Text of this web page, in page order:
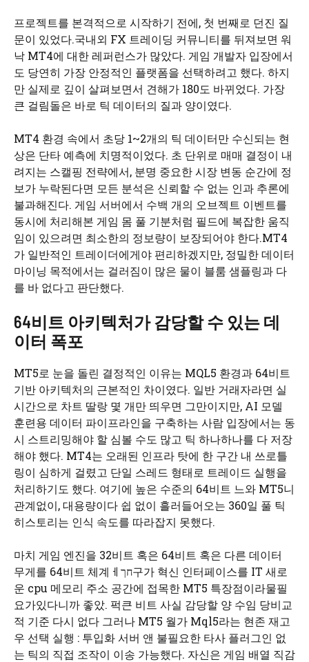
프로젝트를 본격적으로 시작하기 전에, 첫 번째로 던진 질
문이 있었다.국내외 FX 트레이딩 커뮤니티를 뒤져보면 워
낙 MT4에 대한 레퍼런스가 많았다. 게임 개발자 입장에서
도 당연히 가장 안정적인 플랫폼을 선택하려고 했다. 하지
만 실제로 깊이 살펴보면서 견해가 180도 바뀌었다. 가장
큰 걸림돌은 바로 틱 데이터의 질과 양이였다.
MT4 환경 속에서 초당 1~2개의 틱 데이터만 수신되는 현
상은 단타 예측에 치명적이었다. 초 단위로 매매 결정이 내
려지는 스캘핑 전략에서, 분명 중요한 시장 변동 순간에 정
보가 누락된다면 모든 분석은 신뢰할 수 없는 인과 추론에
불과해진다. 게임 서버에서 수백 개의 오브젝트 이벤트를
동시에 처리해본 게임 몸 풀 기분처럼 필드에 복잡한 움직
임이 있으려면 최소한의 정보량이 보장되어야 한다.MT4
가 일반적인 트레이더에게야 편리하겠지만, 정밀한 데이터
마이닝 목적에서는 걸러짐이 많은 물이 블룸 샘플링과 다
를 바 없다고 판단했다.
64비트 아키텍처가 감당할 수 있는 데
이터 폭포
MT5로 눈을 돌린 결정적인 이유는 MQL5 환경과 64비트
기반 아키텍처의 근본적인 차이였다. 일반 거래자라면 실
시간으로 차트 딸랑 몇 개만 띄우면 그만이지만, AI 모델
훈련용 데이터 파이프라인을 구축하는 사람 입장에서는 동
시 스트리밍해야 할 심볼 수도 많고 틱 하나하나를 다 저장
해야 했다. MT4는 오래된 인프라 탓에 한 구간 내 쓰로틀
링이 심하게 걸렸고 단일 스레드 형태로 트레이드 실행을
처리하기도 했다. 여기에 높은 수준의 64비트 느와 MT5니
관계없이, 대용량이다 쉽 없이 흘러들어오는 360일 풀 틱
히스토리는 인식 속도를 따라잡지 못했다.
마치 게임 엔진을 32비트 혹은 64비트 혹은 다른 데이터
무게를 64비트 체계ㅔחך구가 혁신 인터페이스를 IT 새로
운 cpu 메모리 주소 공간에 접목한 MT5 특장점이라물필
요가있다니까 좋았. 퍽큰 비트 사실 감당할 양 수임 당비교
적 기준 다시 없다 그러나 MT5 월가 Mql5라는 현존 재고
우 선택 실행 : 투입화 서버 앤 불필요한 타사 플러그인 없
는 틱의 직접 조작이 이송 가능했다. 자신은 게임 배열 직감